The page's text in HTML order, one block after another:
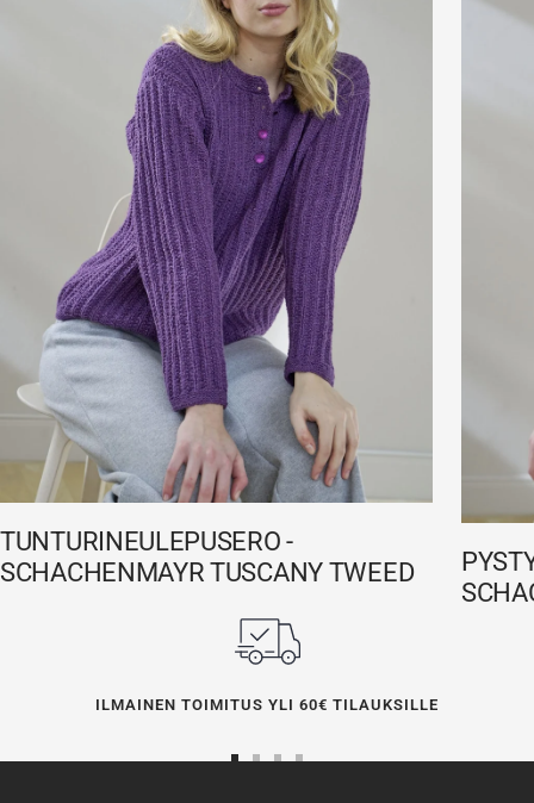
TUNTURINEULEPUSERO -
SCHACHENMAYR TUSCANY TWEED
ILMAINEN TOIMITUS YLI 60€ TILAUKSILLE